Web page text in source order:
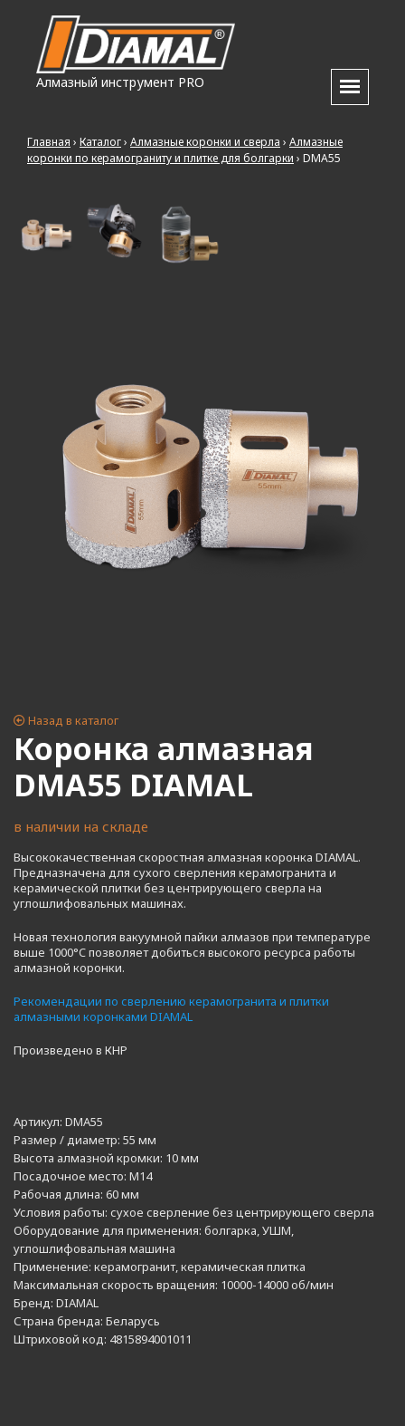
Алмазный инструмент PRO
Главная › Каталог› Алмазные коронки и сверла › Алмазные
коронки по керамограниту и плитке для болгарки › DMA55
Назад в каталог
Коронка алмазная
DMA55 DIAMAL
в наличии на складе
Высококачественная скоростная алмазная коронка DIAMAL.
Предназначена для сухого сверления керамогранита и
керамической плитки без центрирующего сверла на
углошлифовальных машинах.
Новая технология вакуумной пайки алмазов при температуре
выше 1000°C позволяет добиться высокого ресурса работы
алмазной коронки.
Рекомендации по сверлению керамогранита и плитки
алмазными коронками DIAMAL
Произведено в КНР
Артикул: DMA55
Размер / диаметр: 55 мм
Высота алмазной кромки: 10 мм
Посадочное место: M14
Рабочая длина: 60 мм
Условия работы: сухое сверление без центрирующего сверла
Оборудование для применения: болгарка, УШМ,
углошлифовальная машина
Применение: керамогранит, керамическая плитка
Максимальная скорость вращения: 10000-14000 об/мин
Бренд: DIAMAL
Страна бренда: Беларусь
Штриховой код: 4815894001011